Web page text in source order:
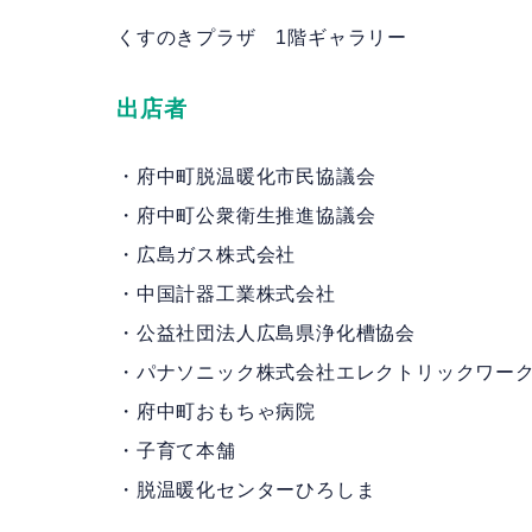
くすのきプラザ 1階ギャラリー
出店者
・府中町脱温暖化市民協議会
・府中町公衆衛生推進協議会
・広島ガス株式会社
・中国計器工業株式会社
・公益社団法人広島県浄化槽協会
・パナソニック株式会社エレクトリックワー
・府中町おもちゃ病院
・子育て本舗
・脱温暖化センターひろしま